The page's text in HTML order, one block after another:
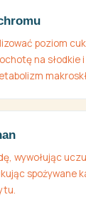
poziom
na słodkie
wywołując
spożywane